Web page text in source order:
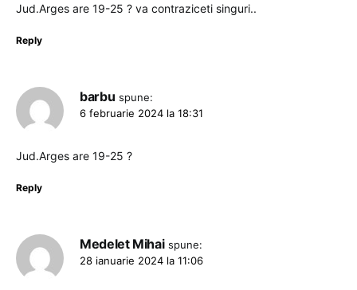
Jud.Arges are 19-25 ? va contraziceti singuri..
Reply
barbu spune:
6 februarie 2024 la 18:31
Jud.Arges are 19-25 ?
Reply
Medelet Mihai spune:
28 ianuarie 2024 la 11:06